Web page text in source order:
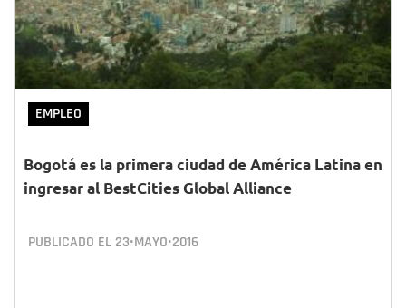
EMPLEO
Bogotá es la primera ciudad de América Latina en
ingresar al BestCities Global Alliance
PUBLICADO EL 23•MAYO•2016